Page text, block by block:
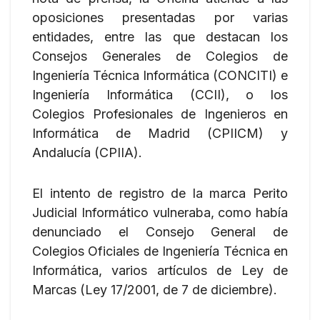
oposiciones presentadas por varias
entidades, entre las que destacan los
Consejos Generales de Colegios de
Ingeniería Técnica Informática (CONCITI) e
Ingeniería Informática (CCII), o los
Colegios Profesionales de Ingenieros en
Informática de Madrid (CPIICM) y
Andalucía (CPIIA).
El intento de registro de la marca Perito
Judicial Informático vulneraba, como había
denunciado el Consejo General de
Colegios Oficiales de Ingeniería Técnica en
Informática, varios artículos de Ley de
Marcas (Ley 17/2001, de 7 de diciembre).